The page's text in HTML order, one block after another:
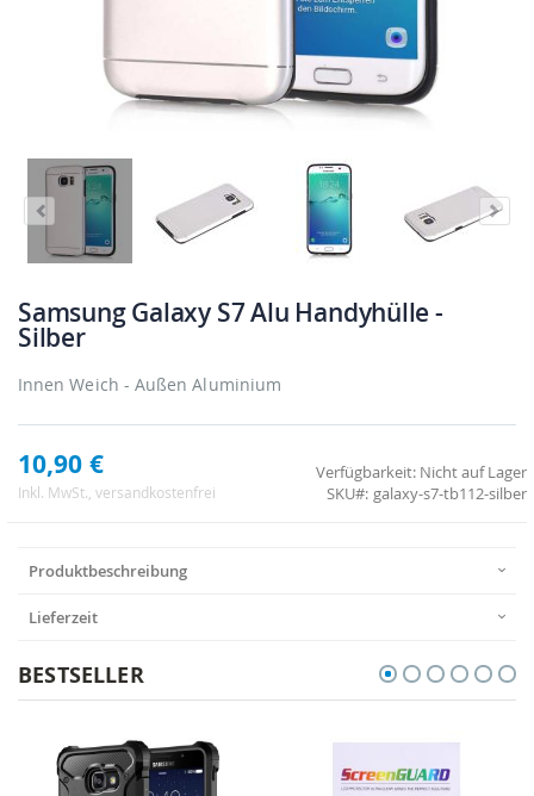
Samsung Galaxy S7 Alu Handyhülle -
Silber
Innen Weich - Außen Aluminium
10,90 €
Inkl. MwSt. , versandkostenfrei
Verfügbarkeit: Nicht auf Lager
SKU
galaxy-s7-tb112-silber
Produktbeschreibung
Lieferzeit
BESTSELLER